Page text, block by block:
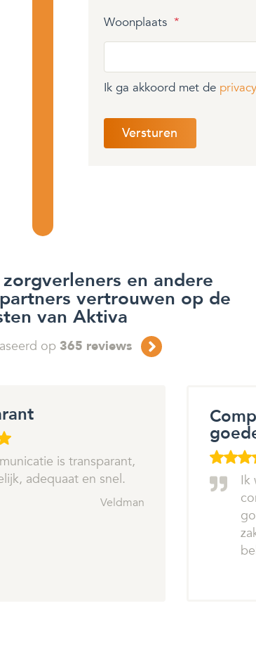
Woonplaats *
Ik ga akkoord met de
en andere
vertrouwen op de
van Aktiva
op365 reviews
is transparant,
adequaat en snel.
Veldman
Ik